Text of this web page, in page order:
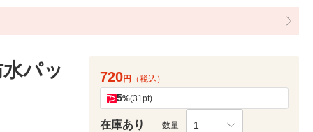
パッ
720円 （税込）
5%(31pt)
在庫あり 数量 1